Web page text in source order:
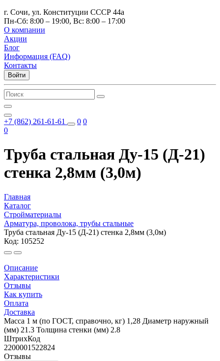
г. Сочи, ул. Конституции СССР 44а
Пн-Сб: 8:00 – 19:00, Вс: 8:00 – 17:00
О компании
Акции
Блог
Информация (FAQ)
Контакты
Войти
+7 (862) 261-61-61 0 0
0
Труба стальная Ду-15 (Д-21)
стенка 2,8мм (3,0м)
Главная
Каталог
Стройматериалы
Арматура, проволока, трубы стальные
Труба стальная Ду-15 (Д-21) стенка 2,8мм (3,0м)
Код: 105252
Описание
Характеристики
Отзывы
Как купить
Оплата
Доставка
Масса 1 м (по ГОСТ, справочно, кг) 1,28 Диаметр наружный
(мм) 21.3 Толщина стенки (мм) 2.8
ШтрихКод
2200001522824
Отзывы